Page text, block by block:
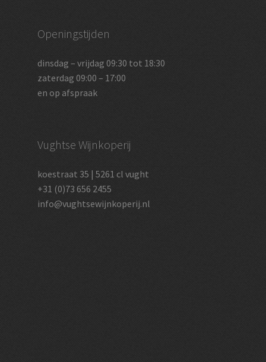
Openingstijden
dinsdag – vrijdag 09:30 tot 18:30
zaterdag 09:00 – 17:00
en op afspraak
Vughtse Wijnkoperij
koestraat 35 | 5261 cl vught
+31 (0)73 656 2455
info@vughtsewijnkoperij.nl